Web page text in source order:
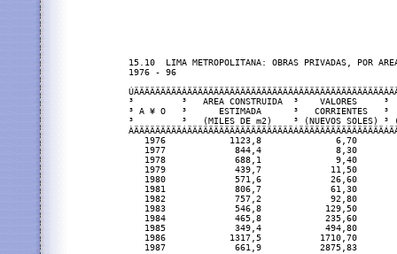
15.10  LIMA METROPOLITANA: OBRAS PRIVADAS,
1976 -
³         ³   AREA CONSTRUIDA  ³    VALORES     ³
³ A ¥ O   ³      ESTIMADA      ³   CORRIENTES   ³
³         ³   (MILES DE m2)    ³ (NUEVOS SOLES) ³
1976            1123,8              6,70
1977             844,4              8,30
1978             688,1              9,40
1979             439,7             11,50
1980             571,6             26,60
1981             806,7             61,30
1982             757,2             92,80
1983             546,8            129,50
1984             465,8            235,60
1985             349,4            494,80
1986            1317,5           1710,70
1987             661,9           2875,83